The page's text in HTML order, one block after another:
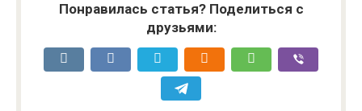
Понравилась статья? Поделиться с
друзьями: